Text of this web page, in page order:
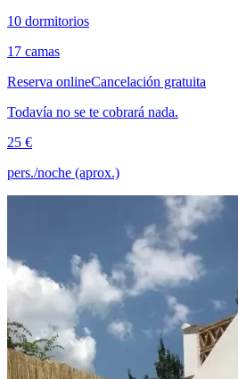
10 dormitorios
17 camas
Reserva onlineCancelación gratuita
Todavía no se te cobrará nada.
25 €
pers./noche (aprox.)